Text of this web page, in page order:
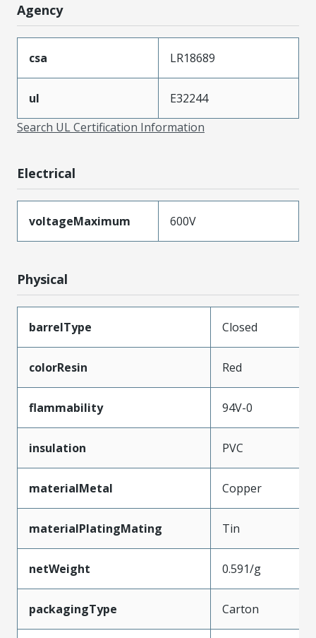
Agency
csa LR18689
ul
E32244
Search UL Certification Information
Electrical
voltageMaximum 600V
Physical
barrelType Closed
colorResin Red
flammability 94V-0
insulation PVC
materialMetal Copper
materialPlatingMating Tin
netWeight 0.591/g
packagingType Carton